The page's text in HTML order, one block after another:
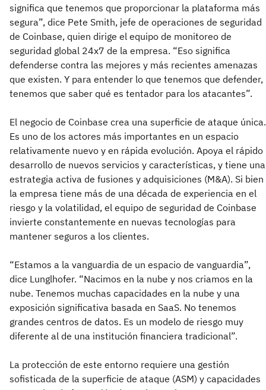
significa que tenemos que proporcionar la plataforma más
segura”, dice Pete Smith, jefe de operaciones de seguridad
de Coinbase, quien dirige el equipo de monitoreo de
seguridad global 24x7 de la empresa. “Eso significa
defenderse contra las mejores y más recientes amenazas
que existen. Y para entender lo que tenemos que defender,
tenemos que saber qué es tentador para los atacantes”.
El negocio de Coinbase crea una superficie de ataque única.
Es uno de los actores más importantes en un espacio
relativamente nuevo y en rápida evolución. Apoya el rápido
desarrollo de nuevos servicios y características, y tiene una
estrategia activa de fusiones y adquisiciones (M&A). Si bien
la empresa tiene más de una década de experiencia en el
riesgo y la volatilidad, el equipo de seguridad de Coinbase
invierte constantemente en nuevas tecnologías para
mantener seguros a los clientes.
“Estamos a la vanguardia de un espacio de vanguardia”,
dice Lunglhofer. “Nacimos en la nube y nos criamos en la
nube. Tenemos muchas capacidades en la nube y una
exposición significativa basada en SaaS. No tenemos
grandes centros de datos. Es un modelo de riesgo muy
diferente al de una institución financiera tradicional”.
La protección de este entorno requiere una gestión
sofisticada de la superficie de ataque (ASM) y capacidades